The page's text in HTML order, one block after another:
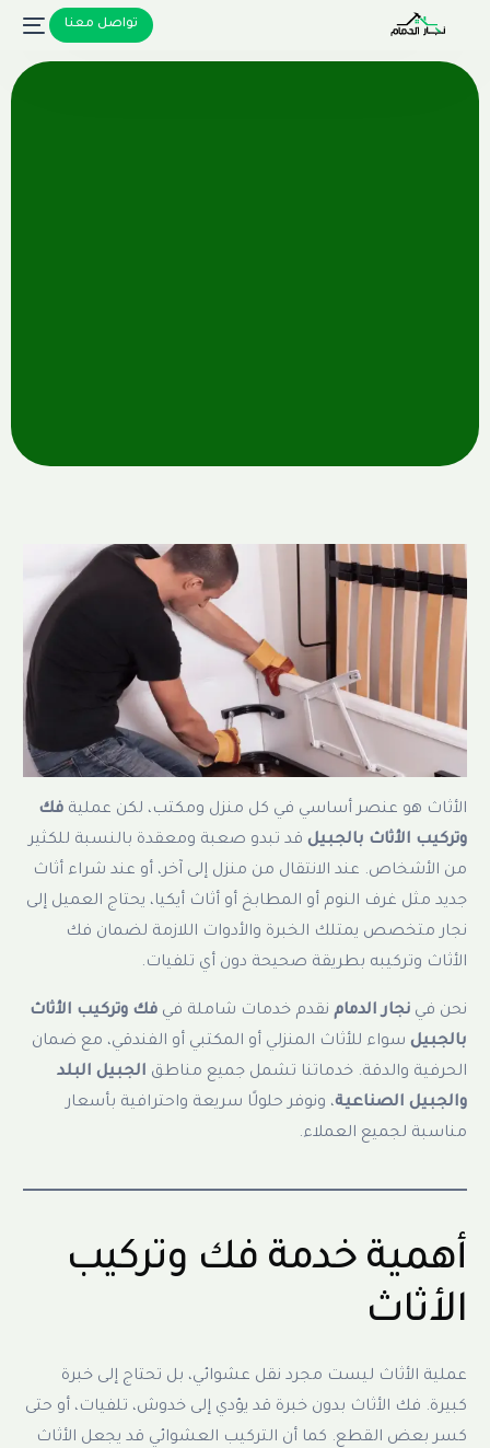
تواصل معنا
الأثاث هو عنصر أساسي في كل منزل ومكتب، لكن عمليةفك
وتركيب الأثاث بالجبيل قد تبدو صعبة ومعقدة بالنسبة للكثير
من الأشخاص. عند الانتقال من منزل إلى آخر، أو عند شراء أثاث
جديد مثل غرف النوم أو المطابخ أو أثاث أيكيا، يحتاج العميل إلى
نجار متخصص يمتلك الخبرة والأدوات اللازمة لضمان فك
الأثاث وتركيبه بطريقة صحيحة دون أي تلفيات.
نحن فينجار الدمام نقدم خدمات شاملة فيفك وتركيب الأثاث
بالجبيل سواء للأثاث المنزلي أو المكتبي أو الفندقي، مع ضمان
الحرفية والدقة. خدماتنا تشمل جميع مناطق الجبيل البلد
والجبيل الصناعية، ونوفر حلولًا سريعة واحترافية بأسعار
مناسبة لجميع العملاء.
أهمية خدمة فك وتركيب
الأثاث
عملية الأثاث ليست مجرد نقل عشوائي، بل تحتاج إلى خبرة
كبيرة. فك الأثاث بدون خبرة قد يؤدي إلى خدوش، تلفيات، أو حتى
كسر بعض القطع. كما أن التركيب العشوائي قد يجعل الأثاث